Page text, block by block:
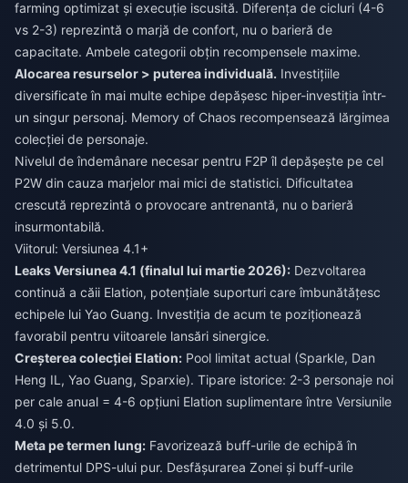
farming optimizat și execuție iscusită. Diferența de cicluri (4-6
vs 2-3) reprezintă o marjă de confort, nu o barieră de
capacitate. Ambele categorii obțin recompensele maxime.
Alocarea resurselor > puterea individuală. Investițiile
diversificate în mai multe echipe depășesc hiper-investiția într-
un singur personaj. Memory of Chaos recompensează lărgimea
colecției de personaje.
Nivelul de îndemânare necesar pentru F2P îl depășește pe cel
P2W din cauza marjelor mai mici de statistici. Dificultatea
crescută reprezintă o provocare antrenantă, nu o barieră
insurmontabilă.
Viitorul: Versiunea 4.1+
Leaks Versiunea 4.1 (finalul lui martie 2026): Dezvoltarea
continuă a căii Elation, potențiale suporturi care îmbunătățesc
echipele lui Yao Guang. Investiția de acum te poziționează
favorabil pentru viitoarele lansări sinergice.
Creșterea colecției Elation: Pool limitat actual (Sparkle, Dan
Heng IL, Yao Guang, Sparxie). Tipare istorice: 2-3 personaje noi
per cale anual = 4-6 opțiuni Elation suplimentare între Versiunile
4.0 și 5.0.
Meta pe termen lung: Favorizează buff-urile de echipă în
detrimentul DPS-ului pur. Desfășurarea Zonei și buff-urile